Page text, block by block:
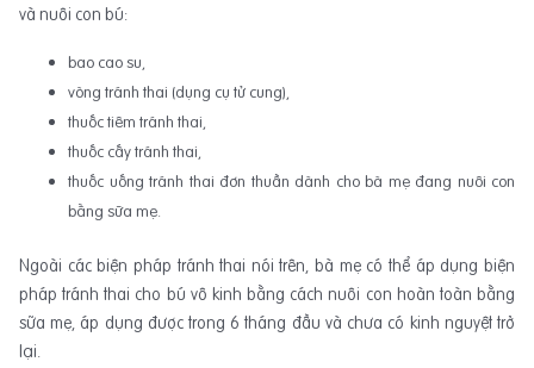
và nuôi con bú:
bao cao su,
vòng tránh thai (dụng cụ tử cung),
thuốc tiêm tránh thai,
thuốc cấy tránh thai,
thuốc uống tránh thai đơn thuần dành cho bà mẹ đang nuôi con
bằng sữa mẹ.
Ngoài các biện pháp tránh thai nói trên, bà mẹ có thể áp dụng biện
pháp tránh thai cho bú vô kinh bằng cách nuôi con hoàn toàn bằng
sữa mẹ, áp dụng được trong 6 tháng đầu và chưa có kinh nguyệt trở
lại.